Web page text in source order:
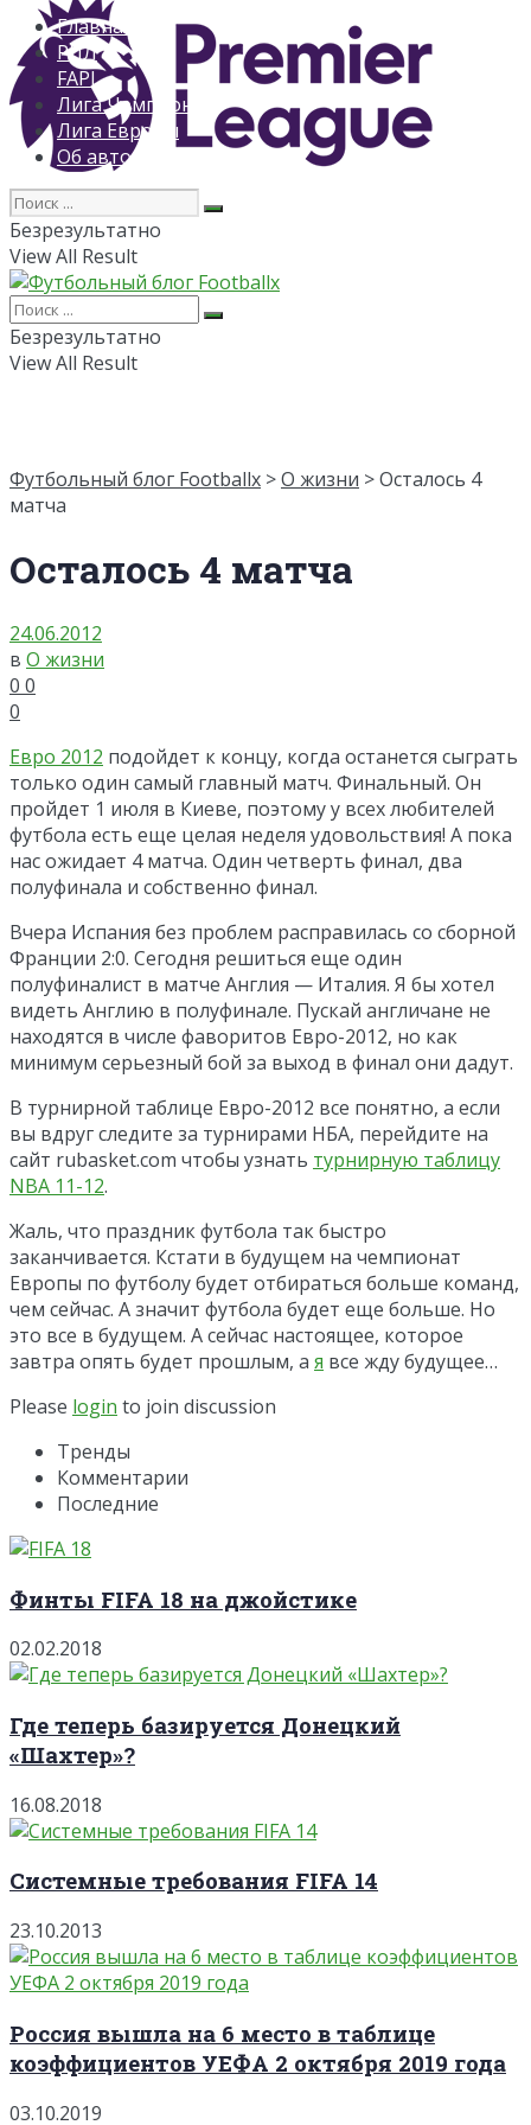
Главная
РПЛ
FAPL
Лига Чемпионов
Лига Европы
Об авторе
Безрезультатно
View All Result
Безрезультатно
View All Result
Футбольный блог Footballx >О жизни > Осталось 4
матча
Осталось 4 матча
24.06.2012
в О жизни
0 0
0
Евро 2012 подойдет к концу, когда останется сыграть
только один самый главный матч. Финальный. Он
пройдет 1 июля в Киеве, поэтому у всех любителей
футбола есть еще целая неделя удовольствия! А пока
нас ожидает 4 матча. Один четверть финал, два
полуфинала и собственно финал.
Вчера Испания без проблем расправилась со сборной
Франции 2:0. Сегодня решиться еще один
полуфиналист в матче Англия — Италия. Я бы хотел
видеть Англию в полуфинале. Пускай англичане не
находятся в числе фаворитов Евро-2012, но как
минимум серьезный бой за выход в финал они дадут.
В турнирной таблице Евро-2012 все понятно, а если
вы вдруг следите за турнирами НБА, перейдите на
сайт rubasket.com чтобы узнать турнирную таблицу
NBA 11-12.
Жаль, что праздник футбола так быстро
заканчивается. Кстати в будущем на чемпионат
Европы по футболу будет отбираться больше команд,
чем сейчас. А значит футбола будет еще больше. Но
это все в будущем. А сейчас настоящее, которое
завтра опять будет прошлым, а я все жду будущее…
Please login to join discussion
Тренды
Комментарии
Последние
Финты FIFA 18 на джойстике
02.02.2018
Где теперь базируется Донецкий
«Шахтер»?
16.08.2018
Системные требования FIFA 14
23.10.2013
Россия вышла на 6 место в таблице
коэффициентов УЕФА 2 октября 2019 года
03.10.2019